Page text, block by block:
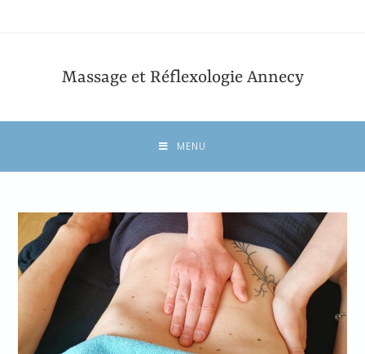
Massage et Réflexologie Annecy
MENU